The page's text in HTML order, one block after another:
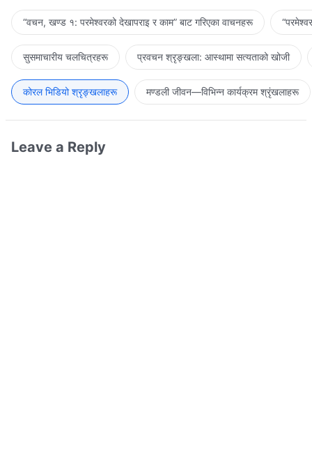
“वचन, खण्ड १: परमेश्‍वरको देखापराइ र काम” बाट गरिएका वाचनहरू
सुसमाचारीय चलचित्रहरू प्रवचन श्रृङ्खला: आस्थामा सत्यताको खोजी
कोरल भिडियो श्रृङ्खलाहरू मण्डली जीवन—विभिन्‍न कार्यक्रम श्रृंखलाहरू
Leave a Reply